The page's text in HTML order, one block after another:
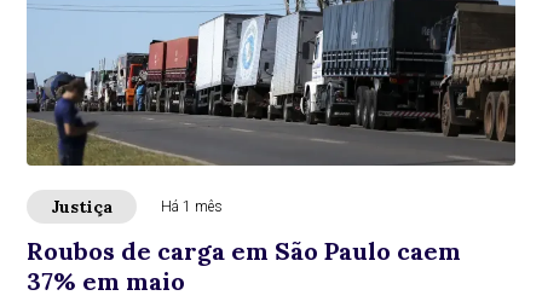
Justiça Há 1 mês
Roubos de carga em São Paulo caem
37% em maio